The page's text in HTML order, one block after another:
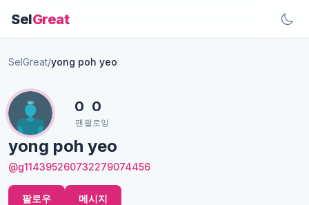
SelGreat
SelGreat/yong poh yeo
yong poh yeo
@g114395260732279074456
0
팬
0
팔로잉
팔로우 메시지